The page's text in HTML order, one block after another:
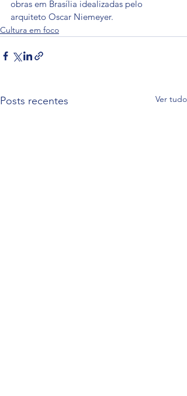
obras em Brasília idealizadas pelo
arquiteto Oscar Niemeyer.
Cultura em foco
Posts recentes Ver tudo